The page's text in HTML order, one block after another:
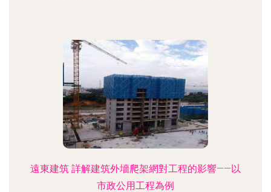
遠東建筑 詳解建筑外墻爬架網對工程的影響——以
市政公用工程為例